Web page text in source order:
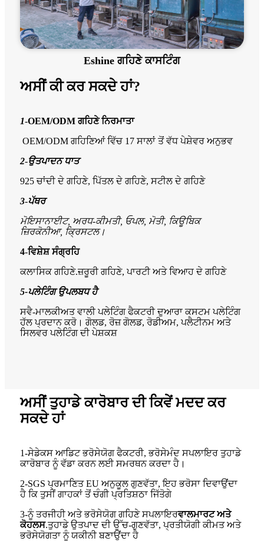
Eshine ਗਹਿਣੇ ਕਾਸਟਿੰਗ
ਅਸੀਂ ਕੀ ਕਰ ਸਕਦੇ ਹਾਂ?
1-OEM/ODM ਗਹਿਣੇ ਨਿਰਮਾਤਾ
OEM/ODM ਗਹਿਣਿਆਂ ਵਿੱਚ 17 ਸਾਲਾਂ ਤੋਂ ਵੱਧ ਪੇਸ਼ੇਵਰ ਅਨੁਭਵ
2-ਉਤਪਾਦਨ ਧਾਤ
925 ਚਾਂਦੀ ਦੇ ਗਹਿਣੇ, ਪਿੱਤਲ ਦੇ ਗਹਿਣੇ, ਸਟੀਲ ਦੇ ਗਹਿਣੇ
3-ਪੱਥਰ
ਮੋਇਸਾਨਾਈਟ, ਅਰਧ-ਕੀਮਤੀ, ਓਪਲ, ਮੋਤੀ, ਕਿਊਬਿਕ
ਜ਼ਿਰਕੋਨੀਆ, ਕ੍ਰਿਸਟਲ।
4-ਵਿਸ਼ੇਸ਼ ਸੰਗ੍ਰਹਿ
ਕਲਾਸਿਕ ਗਹਿਣੇ.ਜ਼ਰੂਰੀ ਗਹਿਣੇ, ਪਾਰਟੀ ਅਤੇ ਵਿਆਹ ਦੇ ਗਹਿਣੇ
5-ਪਲੇਟਿੰਗ ਉਪਲਬਧ ਹੈ
ਸਵੈ-ਮਾਲਕੀਅਤ ਵਾਲੀ ਪਲੇਟਿੰਗ ਫੈਕਟਰੀ ਦੁਆਰਾ ਕਸਟਮ ਪਲੇਟਿੰਗ
ਹੱਲ ਪ੍ਰਦਾਨ ਕਰੋ। ਗੋਲਡ, ਰੋਜ਼ ਗੋਲਡ, ਰੋਡੀਅਮ, ਪਲੈਟੀਨਮ ਅਤੇ
ਸਿਲਵਰ ਪਲੇਟਿੰਗ ਦੀ ਪੇਸ਼ਕਸ਼
ਅਸੀਂ ਤੁਹਾਡੇ ਕਾਰੋਬਾਰ ਦੀ ਕਿਵੇਂ ਮਦਦ ਕਰ
ਸਕਦੇ ਹਾਂ
1-ਸੇਡੇਕਸ ਆਡਿਟ ਭਰੋਸੇਯੋਗ ਫੈਕਟਰੀ, ਭਰੋਸੇਮੰਦ ਸਪਲਾਇਰ ਤੁਹਾਡੇ
ਕਾਰੋਬਾਰ ਨੂੰ ਵੱਡਾ ਕਰਨ ਲਈ ਸਮਰਥਨ ਕਰਦਾ ਹੈ।
2-SGS ਪ੍ਰਮਾਣਿਤ EU ਅਨੁਕੂਲ ਗੁਣਵੱਤਾ, ਇਹ ਭਰੋਸਾ ਦਿਵਾਉਂਦਾ
ਹੈ ਕਿ ਤੁਸੀਂ ਗਾਹਕਾਂ ਤੋਂ ਚੰਗੀ ਪ੍ਰਤਿਸ਼ਠਾ ਜਿੱਤੋਗੇ
3-ਨੂੰ ਤਰਜੀਹੀ ਅਤੇ ਭਰੋਸੇਯੋਗ ਗਹਿਣੇ ਸਪਲਾਇਰਵਾਲਮਾਰਟ ਅਤੇ
ਕੋਹਲਸ.ਤੁਹਾਡੇ ਉਤਪਾਦ ਦੀ ਉੱਚ-ਗੁਣਵੱਤਾ, ਪ੍ਰਤੀਯੋਗੀ ਕੀਮਤ ਅਤੇ
ਭਰੋਸੇਯੋਗਤਾ ਨੂੰ ਯਕੀਨੀ ਬਣਾਉਂਦਾ ਹੈ